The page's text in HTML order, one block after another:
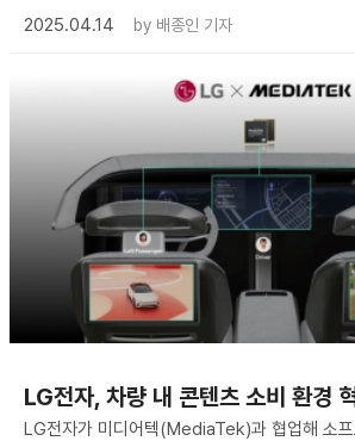
2025.04.14 by 배종인 기자
LG전자, 차량 내 콘텐츠 소비 환경
LG전자가 미디어텍(MediaTek)과 협업해 소